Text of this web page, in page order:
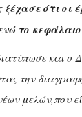
ότι οι
το
και ο
την
μελών,που